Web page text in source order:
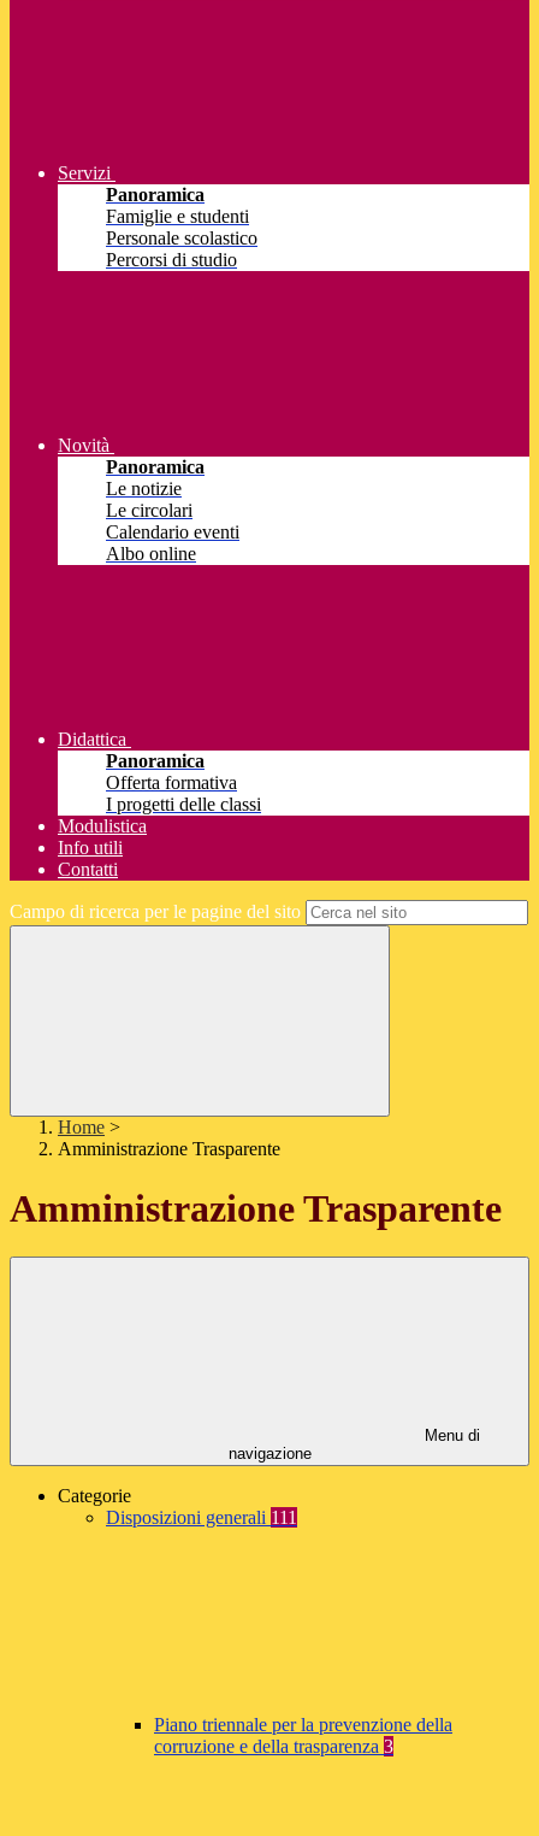
Servizi
Panoramica
Famiglie e studenti
Personale scolastico
Percorsi di studio
Novità
Panoramica
Le notizie
Le circolari
Calendario eventi
Albo online
Didattica
Panoramica
Offerta formativa
I progetti delle classi
Modulistica
Info utili
Contatti
Campo di ricerca per le pagine del sito
Home >
Amministrazione Trasparente
Amministrazione Trasparente
Menu di
navigazione
Categorie
Disposizioni generali 111
Piano triennale per la prevenzione della
corruzione e della trasparenza 3